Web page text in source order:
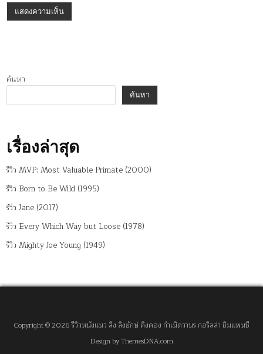
ค้นหา
ค้นหา
เรื่องล่าสุด
รีวิว MVP: Most Valuable Primate (2000)
รีวิว Born to Be Wild (1995)
รีวิว Jane (2017)
รีวิว Every Which Way but Loose (1978)
รีวิว Mighty Joe Young (1949)
Copyright © 2026 รีวิวหนังแนว ลิง ลิงยักษ์ คิงคอง กำเนิดวานร กอริลล่า ชิมแพนซี
Design by ThemesDNA.com